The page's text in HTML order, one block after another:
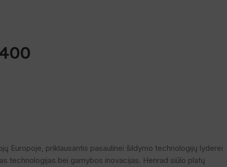
Europoje, priklausantis pasaulinei šildymo technologijų lyderei
technologijas bei gamybos inovacijas. Henrad siūlo platų